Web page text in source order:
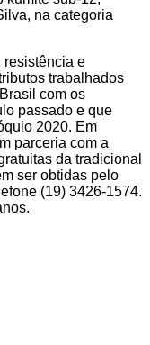
na categoria
resistência e
trabalhados
com os
passado e que
2020. Em
parceria com a
da tradicional
ser obtidas pelo
(19) 3426-1574.